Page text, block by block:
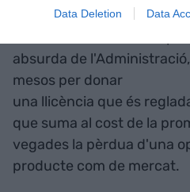
Data Deletion Data
molt mal al sector és la
absurda de
mesos per donar
una llicència que és
que suma al cost de la
vegades la pèrdua d'una
producte com de mercat.